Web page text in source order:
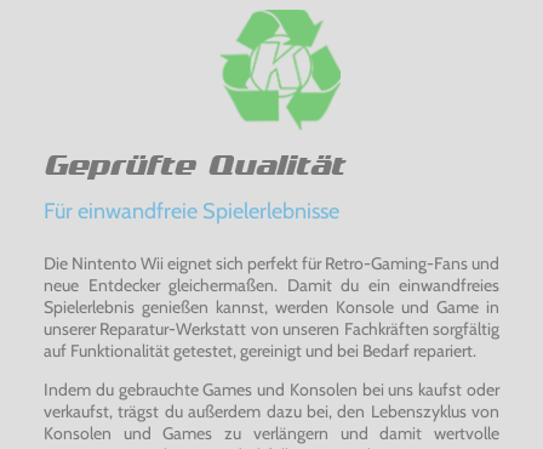
Geprüfte Qualität
Für einwandfreie Spielerlebnisse
Die Nintento Wii eignet sich perfekt für Retro-Gaming-Fans und
neue Entdecker gleichermaßen. Damit du ein einwandfreies
Spielerlebnis genießen kannst, werden Konsole und Game in
unserer Reparatur-Werkstatt von unseren Fachkräften sorgfältig
auf Funktionalität getestet, gereinigt und bei Bedarf repariert.
Indem du gebrauchte Games und Konsolen bei uns kaufst oder
verkaufst, trägst du außerdem dazu bei, den Lebenszyklus von
Konsolen und Games zu verlängern und damit wertvolle